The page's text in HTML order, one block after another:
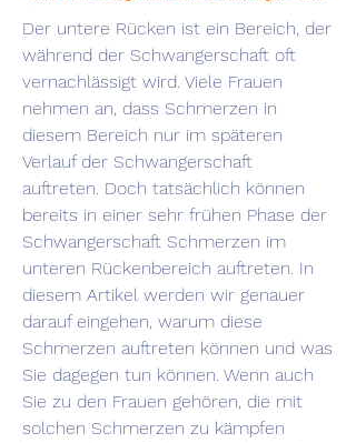
Der untere Rücken ist ein Bereich, der
während der Schwangerschaft oft
vernachlässigt wird. Viele Frauen
nehmen an, dass Schmerzen in
diesem Bereich nur im späteren
Verlauf der Schwangerschaft
auftreten. Doch tatsächlich können
bereits in einer sehr frühen Phase der
Schwangerschaft Schmerzen im
unteren Rückenbereich auftreten. In
diesem Artikel werden wir genauer
darauf eingehen, warum diese
Schmerzen auftreten können und was
Sie dagegen tun können. Wenn auch
Sie zu den Frauen gehören, die mit
solchen Schmerzen zu kämpfen